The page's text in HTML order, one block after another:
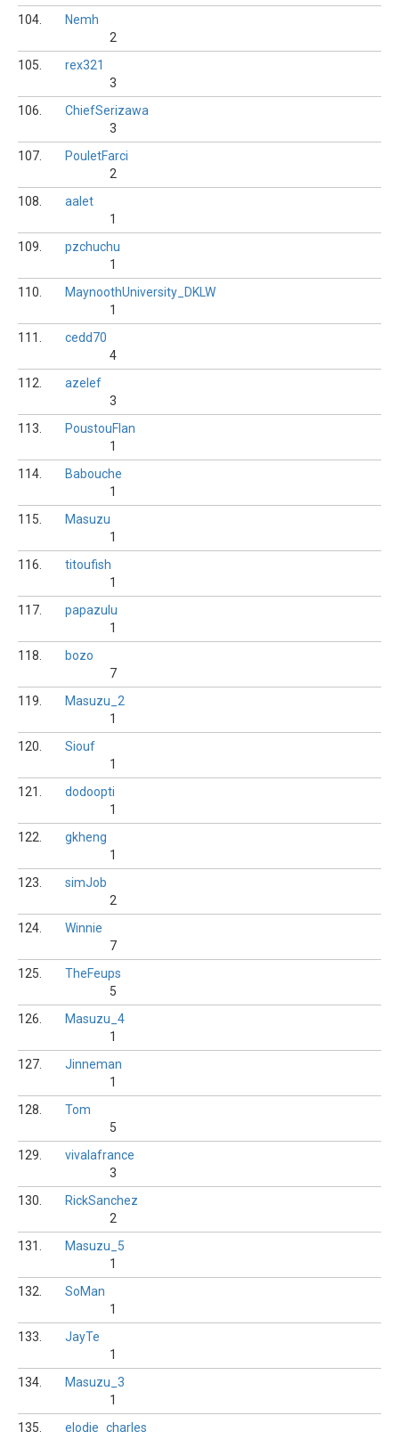
104.
Nemh
2
105.
rex321
3
106.
ChiefSerizawa
3
107.
PouletFarci
2
108.
aalet
1
109.
pzchuchu
1
110.
MaynoothUniversity_DKLW
1
111.
cedd70
4
112.
azelef
3
113.
PoustouFlan
1
114.
Babouche
1
115.
Masuzu
1
116.
titoufish
1
117.
papazulu
1
118.
bozo
7
119.
Masuzu_2
1
120.
Siouf
1
121.
dodoopti
1
122.
gkheng
1
123.
simJob
2
124.
Winnie
7
125.
TheFeups
5
126.
Masuzu_4
1
127.
Jinneman
1
128.
Tom
5
129.
vivalafrance
3
130.
RickSanchez
2
131.
Masuzu_5
1
132.
SoMan
1
133.
JayTe
1
134.
Masuzu_3
1
135.
elodie_charles